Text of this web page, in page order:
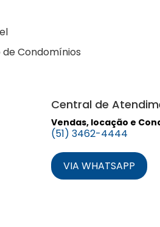
Condomínios
Central de
Vendas, locação e
(51) 3462-4444
VIA WHATSAPP